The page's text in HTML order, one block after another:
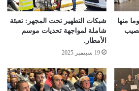
و278 مرسوما منها
شبكات التطهير تحت المجهر: تعبئة
شاملة لمواجهة تحديات موسم
الأمطار.
19 سبتمبر 2025